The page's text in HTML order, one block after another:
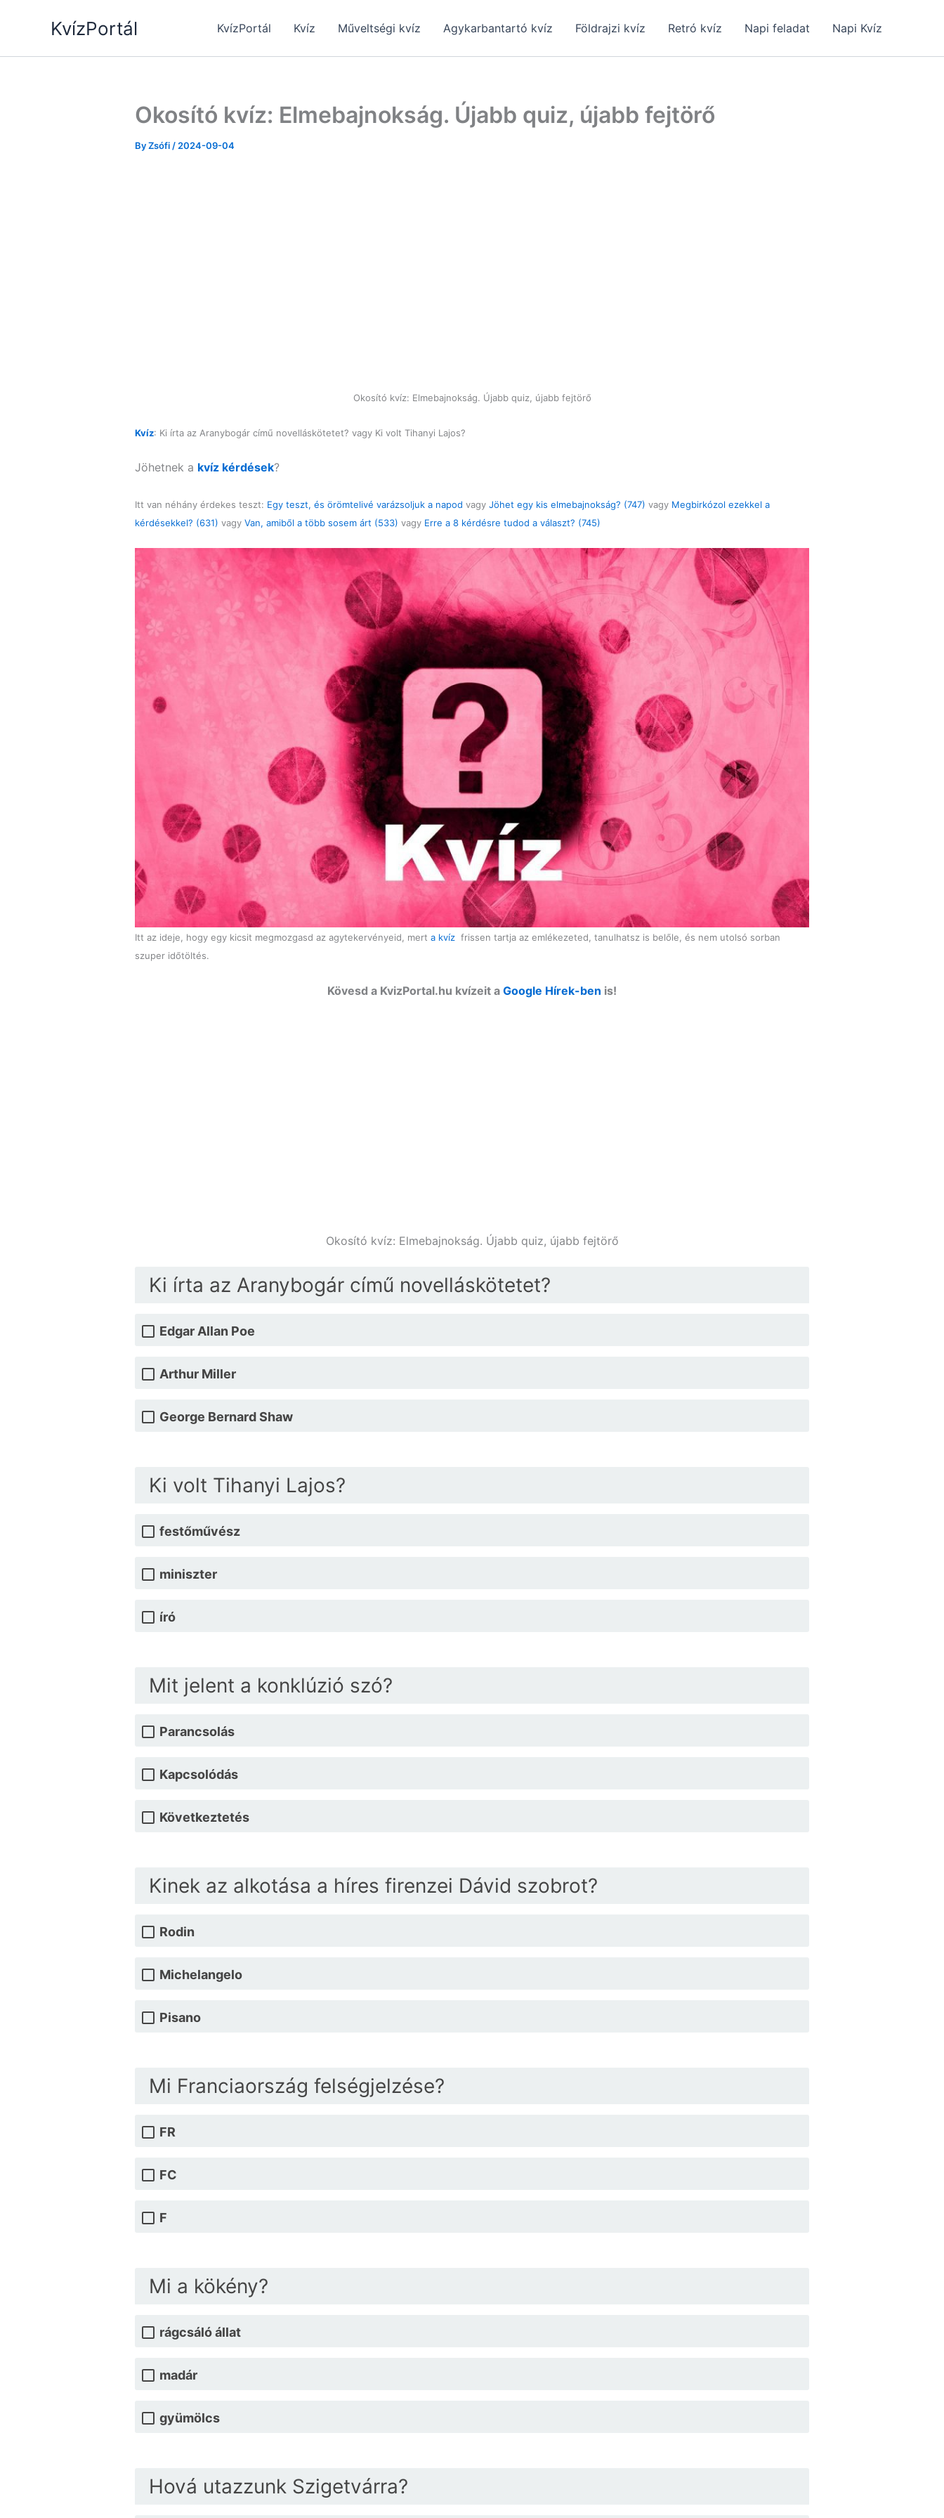
KvízPortál KvízPortál Kvíz Műveltségi kvíz Agykarbantartó kvíz Földrajzi kvíz Retró kvíz Napi feladat Napi Kvíz
Okosító kvíz: Elmebajnokság. Újabb quiz, újabb fejtörő
ByZsófi / 2024-09-04
Okosító kvíz: Elmebajnokság. Újabb quiz, újabb fejtörő
Kvíz: Ki írta az Aranybogár című novelláskötetet? vagy Ki volt Tihanyi Lajos?
Jöhetnek a kvíz kérdések?
Itt van néhány érdekes teszt: Egy teszt, és örömtelivé varázsoljuk a napod vagy Jöhet egy kis elmebajnokság? (747) vagy Megbirkózol ezekkel a
kérdésekkel? (631) vagy Van, amiből a több sosem árt (533) vagy Erre a 8 kérdésre tudod a választ? (745)
Itt az ideje, hogy egy kicsit megmozgasd az agytekervényeid, mert a kvíz frissen tartja az emlékezeted, tanulhatsz is belőle, és nem utolsó sorban
szuper időtöltés.
Kövesd a KvizPortal.hu kvízeit a Google Hírek-ben is!
Okosító kvíz: Elmebajnokság. Újabb quiz, újabb fejtörő
Ki írta az Aranybogár című novelláskötetet?
Edgar Allan Poe
Arthur Miller
George Bernard Shaw
Ki volt Tihanyi Lajos?
festőművész
miniszter
író
Mit jelent a konklúzió szó?
Parancsolás
Kapcsolódás
Következtetés
Kinek az alkotása a híres firenzei Dávid szobrot?
Rodin
Michelangelo
Pisano
Mi Franciaország felségjelzése?
FR
FC
F
Mi a kökény?
rágcsáló állat
madár
gyümölcs
Hová utazzunk Szigetvárra?